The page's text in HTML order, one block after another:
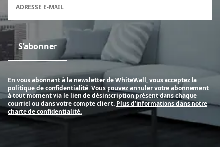
ADRESSE E-MAIL
S’abonner
En vous abonnant à la newsletter de WhiteWall, vous acceptez la
politique de confidentialité. Vous pouvez annuler votre abonnement
à tout moment via le lien de désinscription présent dans chaque
courriel ou dans votre compte client. Plus d’informations dans notre
charte de confidentialité.